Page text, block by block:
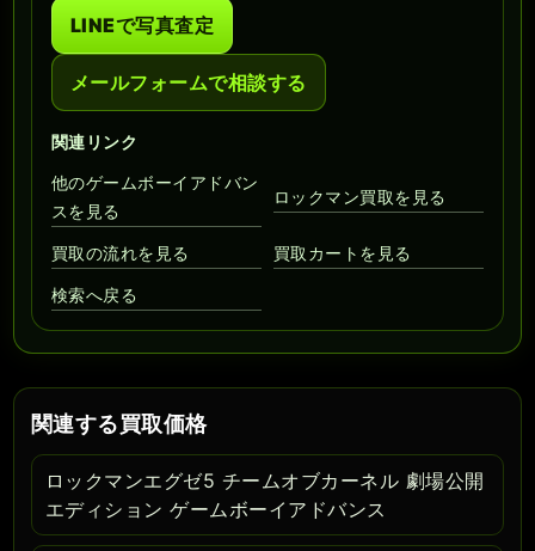
LINEで写真査定
メールフォームで相談する
関連リンク
他のゲームボーイアドバン
スを見る
ロックマン買取を見る
買取の流れを見る 買取カートを見る
検索へ戻る
関連する買取価格
ロックマンエグゼ5 チームオブカーネル 劇場公開
エディション ゲームボーイアドバンス